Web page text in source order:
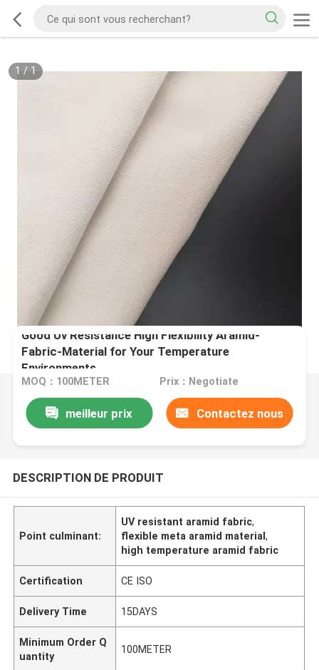
1 / 1
Good Uv Resistance High Flexibility Aramid-
Fabric-Material for Your Temperature
Environments
MOQ：100METER Prix：Negotiate
meilleur prix Contactez nous
DESCRIPTION DE PRODUIT
Point culminant:
UV resistant aramid fabric,
flexible meta aramid material,
high temperature aramid fabric
Certification CE ISO
Delivery Time 15DAYS
Minimum Order Q
uantity
100METER